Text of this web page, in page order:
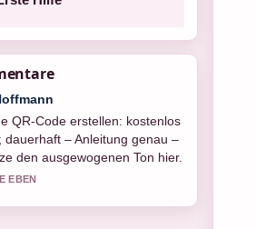
Weber
Kontext zu Cola Dosen
Angebote und Preise....
diesen Liveticker aktuell.